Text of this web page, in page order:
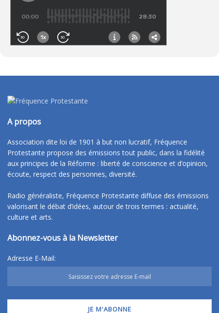
A propos
Association dite loi de 1901 à but non lucratif, Fréquence
Protestante propose des émissions tout public, dans la fidélité
aux principes de la Réforme : liberté de conscience et d’opinion,
écoute, respect des personnes, diversité.
Radio généraliste, Fréquence Protestante diffuse des émissions
valorisant le débat d’idées, autour de trois termes : actualité,
culture et arts.
Abonnez-vous à la Newsletter
Adresse E-Mail: